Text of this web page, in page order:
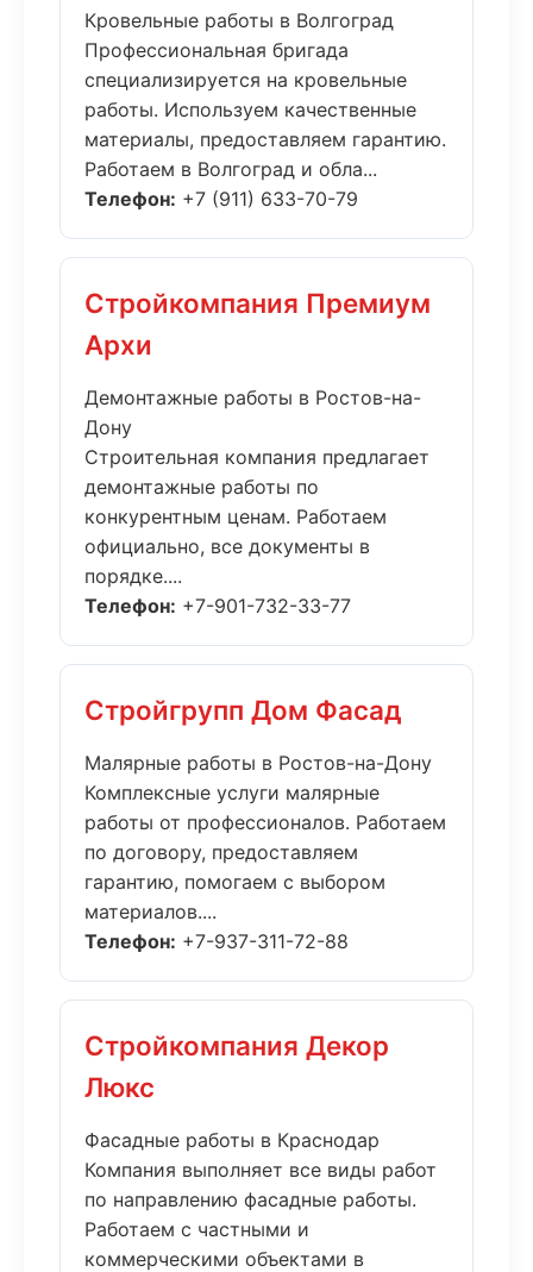
Кровельные работы в Волгоград
Профессиональная бригада
специализируется на кровельные
работы. Используем качественные
материалы, предоставляем гарантию.
Работаем в Волгоград и обла...
Телефон: +7 (911) 633-70-79
Стройкомпания Премиум
Архи
Демонтажные работы в Ростов-на-
Дону
Строительная компания предлагает
демонтажные работы по
конкурентным ценам. Работаем
официально, все документы в
порядке....
Телефон: +7-901-732-33-77
Стройгрупп Дом Фасад
Малярные работы в Ростов-на-Дону
Комплексные услуги малярные
работы от профессионалов. Работаем
по договору, предоставляем
гарантию, помогаем с выбором
материалов....
Телефон: +7-937-311-72-88
Стройкомпания Декор
Люкс
Фасадные работы в Краснодар
Компания выполняет все виды работ
по направлению фасадные работы.
Работаем с частными и
коммерческими объектами в